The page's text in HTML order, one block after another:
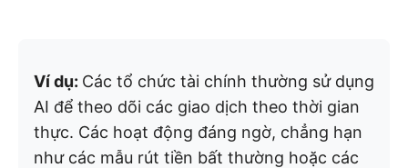
Ví dụ: Các tổ chức tài chính thường sử dụng
AI để theo dõi các giao dịch theo thời gian
thực. Các hoạt động đáng ngờ, chẳng hạn
như các mẫu rút tiền bất thường hoặc các